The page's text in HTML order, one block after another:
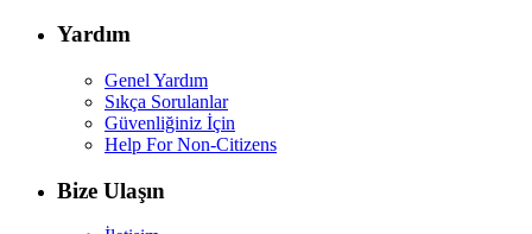
Yardım
Genel Yardım
Sıkça Sorulanlar
Güvenliğiniz İçin
Help For Non-Citizens
Bize Ulaşın